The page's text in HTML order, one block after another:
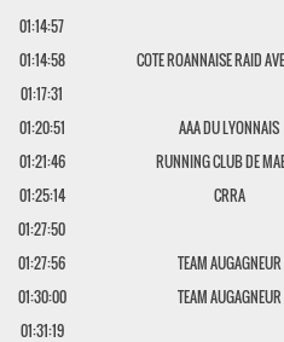
01:14:57
01:14:58 COTE ROANNAISE RAID
01:17:31
01:20:51
AAA DU LYONNAIS
01:21:46
RUNNING CLUB DE
01:25:14
CRRA
01:27:50
01:27:56
TEAM AUGAGNEUR
01:30:00
TEAM AUGAGNEUR
01:31:19